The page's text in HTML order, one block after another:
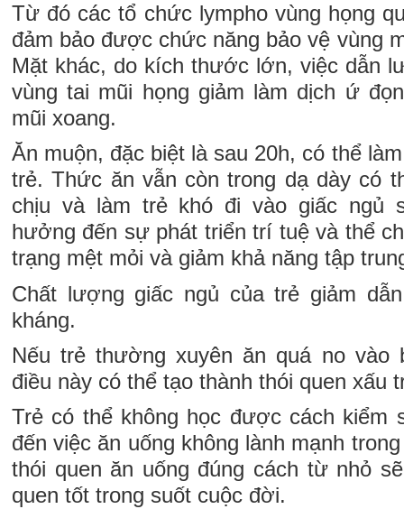
Từ đó các tổ chức lympho vùng họng
đảm bảo được chức năng bảo vệ vùng
Mặt khác, do kích thước lớn, việc dẫn
vùng tai mũi họng giảm làm dịch ứ
mũi xoang.
Ăn muộn, đặc biệt là sau 20h, có thể
trẻ. Thức ăn vẫn còn trong dạ dày có
chịu và làm trẻ khó đi vào giấc ngủ
hưởng đến sự phát triển trí tuệ và thể
trạng mệt mỏi và giảm khả năng tập
Chất lượng giấc ngủ của trẻ giảm
kháng.
Nếu trẻ thường xuyên ăn quá no vào
điều này có thể tạo thành thói quen xấu
Trẻ có thể không học được cách kiểm
đến việc ăn uống không lành mạnh
thói quen ăn uống đúng cách từ nhỏ
quen tốt trong suốt cuộc đời.